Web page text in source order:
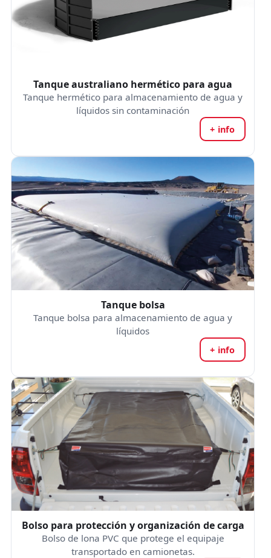
Tanque australiano hermético para agua
Tanque hermético para almacenamiento de agua y
líquidos sin contaminación
+ info
Tanque bolsa
Tanque bolsa para almacenamiento de agua y
líquidos
+ info
Bolso para protección y organización de carga
Bolso de lona PVC que protege el equipaje
transportado en camionetas.